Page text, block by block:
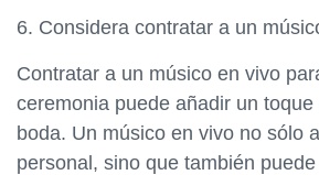
6. Considera contratar a un
Contratar a un músico en vivo
ceremonia puede añadir un toque
boda. Un músico en vivo no sólo
personal, sino que también